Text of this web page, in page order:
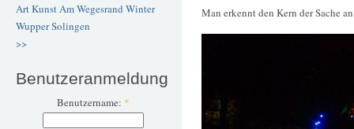
ArtKunstAm Wegesrand Winter
WupperSolingen
>>
Benutzeranmeldung
Benutzername: *
Man erkennt den Kern der Sache